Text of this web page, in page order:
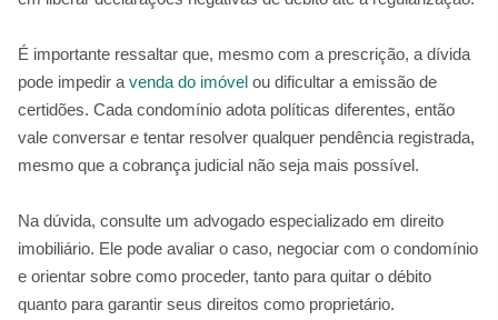
É importante ressaltar que, mesmo com a prescrição, a dívida
pode impedir a venda do imóvel ou dificultar a emissão de
certidões. Cada condomínio adota políticas diferentes, então
vale conversar e tentar resolver qualquer pendência registrada,
mesmo que a cobrança judicial não seja mais possível.
Na dúvida, consulte um advogado especializado em direito
imobiliário. Ele pode avaliar o caso, negociar com o condomínio
e orientar sobre como proceder, tanto para quitar o débito
quanto para garantir seus direitos como proprietário.